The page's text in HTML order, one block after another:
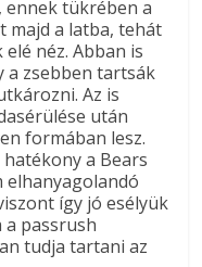
ennek tükrében a
majd a latba, tehát
néz. Abban is
a zsebben tartsák
Az is
után
formában lesz.
a Bears
elhanyagolandó
így jó esélyük
a passrush
tudja tartani az